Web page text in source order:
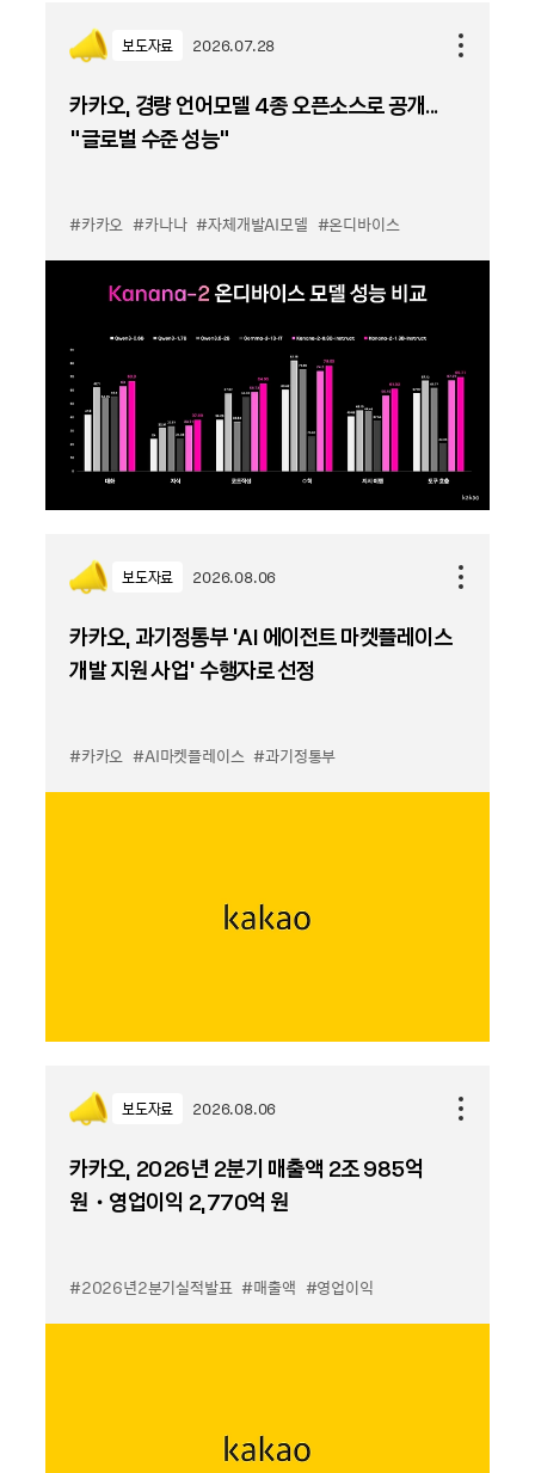
보도자료 2026.07.28
카카오, 경량 언어모델 4종 오픈소스로 공개...
“글로벌 수준 성능”
#카카오 #카나나 #자체개발AI모델 #온디바이스
보도자료 2026.08.06
카카오, 과기정통부 ‘AI 에이전트 마켓플레이스
개발 지원 사업’ 수행자로 선정
#카카오 #AI마켓플레이스 #과기정통부
보도자료 2026.08.06
카카오, 2026년 2분기 매출액 2조 985억
원・영업이익 2,770억 원
#2026년2분기실적발표 #매출액 #영업이익